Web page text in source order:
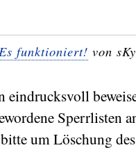
funktioniert! von
eindrucksvoll
Sperrlisten
um Löschung